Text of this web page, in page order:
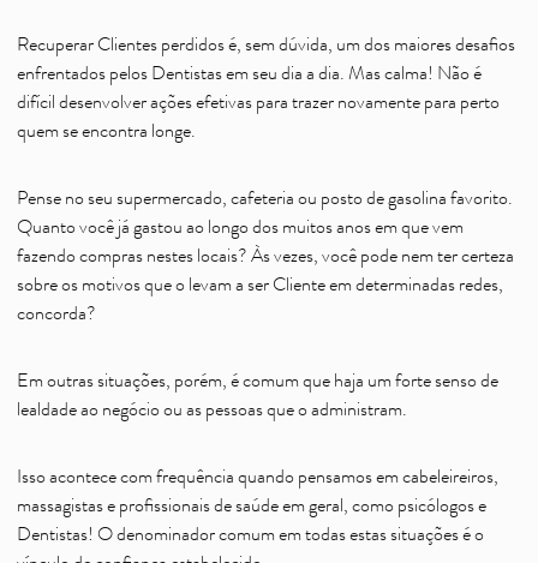
Recuperar Clientes perdidos é, sem dúvida, um dos maiores desafios
enfrentados pelos Dentistas em seu dia a dia. Mas calma! Não é
difícil desenvolver ações efetivas para trazer novamente para perto
quem se encontra longe.
Pense no seu supermercado, cafeteria ou posto de gasolina favorito.
Quanto você já gastou ao longo dos muitos anos em que vem
fazendo compras nestes locais? Às vezes, você pode nem ter certeza
sobre os motivos que o levam a ser Cliente em determinadas redes,
concorda?
Em outras situações, porém, é comum que haja um forte senso de
lealdade ao negócio ou as pessoas que o administram.
Isso acontece com frequência quando pensamos em cabeleireiros,
massagistas e profissionais de saúde em geral, como psicólogos e
Dentistas! O denominador comum em todas estas situações é o